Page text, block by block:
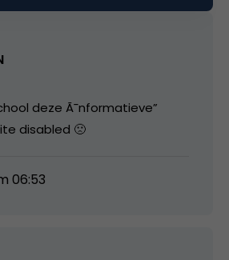
deze Ã¯nformatieve”
disabled 🙁
06:53